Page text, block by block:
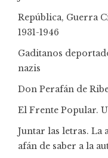
República, Guerra
1931-1946
Gaditanos
nazis
Don Perafán de
El Frente Popular.
Juntar las letras. La
afán de saber a la